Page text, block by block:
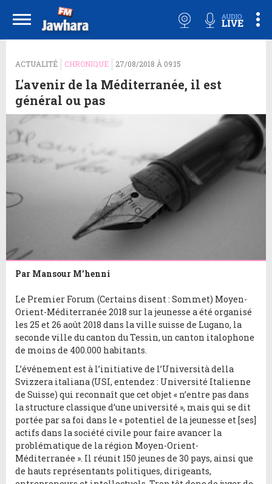
ACTUALITÉ CHRONIQUE 27/08/2018 À 09:15
L'avenir de la Méditerranée, il est
général ou pas
Par Mansour M’henni
Le Premier Forum (Certains disent : Sommet) Moyen-
Orient-Méditerranée 2018 sur la jeunesse a été organisé
les 25 et 26 août 2018 dans la ville suisse de Lugano, la
seconde ville du canton du Tessin, un canton italophone
de moins de 400.000 habitants.
L’événement est à l’initiative de l’Università della
Svizzera italiana (USI, entendez : Université Italienne
de Suisse) qui reconnaît que cet objet « n’entre pas dans
la structure classique d’une université », mais qui se dit
portée par sa foi dans le « potentiel de la jeunesse et [ses]
actifs dans la société civile pour faire avancer la
problématique de la région Moyen-Orient-
Méditerranée ». Il réunit 150 jeunes de 30 pays, ainsi que
de hauts représentants politiques, dirigeants,